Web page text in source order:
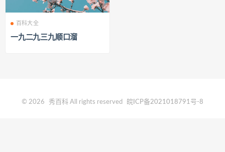
百科大全
一九二九三九顺口溜
© 2026 秀百科 All rights reserved 皖ICP备2021018791号-8